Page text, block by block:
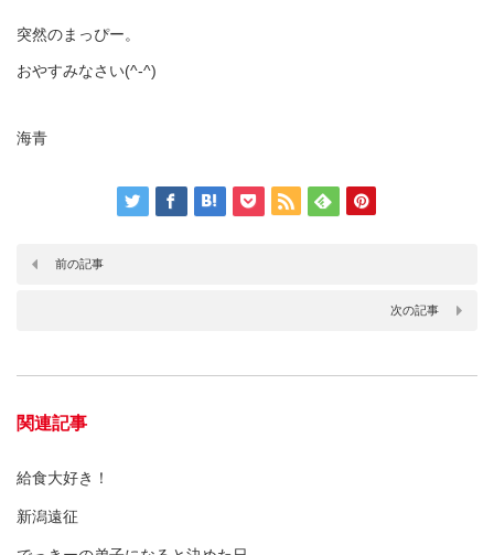
突然のまっぴー。
おやすみなさい(^-^)
海青
前の記事
次の記事
関連記事
給食大好き！
新潟遠征